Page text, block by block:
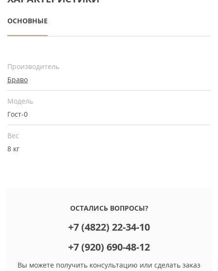
ОСНОВНЫЕ
Производитель
Браво
Модель
Гост-0
Вес
8 кг
ОСТАЛИСЬ ВОПРОСЫ?
+7 (4822) 22-34-10
+7 (920) 690-48-12
Вы можете получить консультацию или сделать заказ